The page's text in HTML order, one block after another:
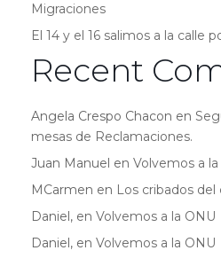
Migraciones
El 14 y el 16 salimos a la calle
Recent
Angela Crespo Chacon en
mesas de Reclamaciones.
Juan Manuel enVolvemos a
MCarmen en Los cribados
Daniel, enVolvemos a la ONU
Daniel, enVolvemos a la ONU